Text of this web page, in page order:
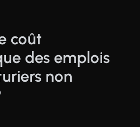
coût
des emplois
non